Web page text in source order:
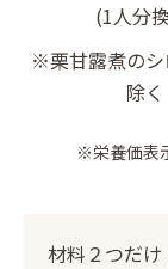
(1人分
※栗甘露煮の
除く
※栄養価表
材料２つだけ